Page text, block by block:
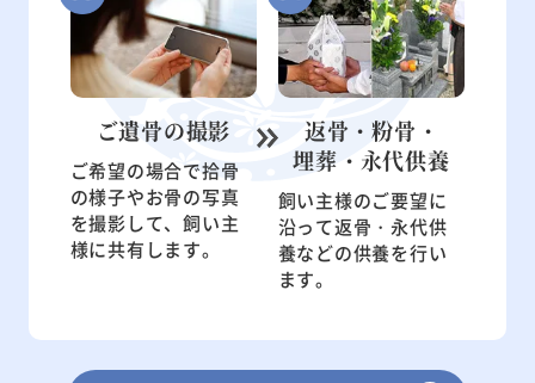
ご遺骨の撮影
ご希望の場合で拾骨
の様子やお骨の写真
を撮影して、飼い主
様に共有します。
返骨・粉骨・
埋葬・永代供養
飼い主様のご要望に
沿って返骨・永代供
養などの供養を行い
ます。